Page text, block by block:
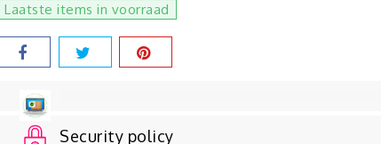
Laatste items in voorraad
Security policy